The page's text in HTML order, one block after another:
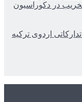
در دکوراسیون
اردوی ترکیه